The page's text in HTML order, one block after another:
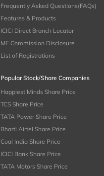
Frequently Asked Questions(FAQs)
Features & Products
ICICI Direct Branch Locator
MF Commission Disclosure
List of Registrations
Popular Stock/Share Companies
Happiest Minds Share Price
TCS Share Price
TATA Power Share Price
Bharti Airtel Share Price
Coal India Share Price
ICICI Bank Share Price
TATA Motors Share Price